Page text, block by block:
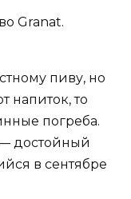
Granat.
пиву, но
напиток, то
погреба.
достойный
в сентябре